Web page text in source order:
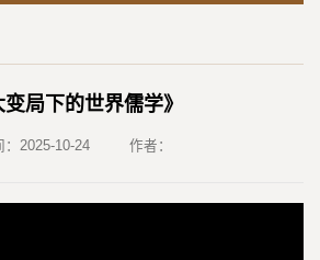
变局下的世界儒学》
：2025-10-24 作者：